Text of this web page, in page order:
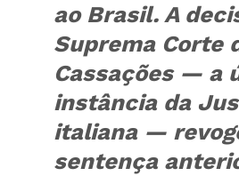
ao Brasil. A
Suprema Corte
Cassações — a
instância da
italiana —
sentença